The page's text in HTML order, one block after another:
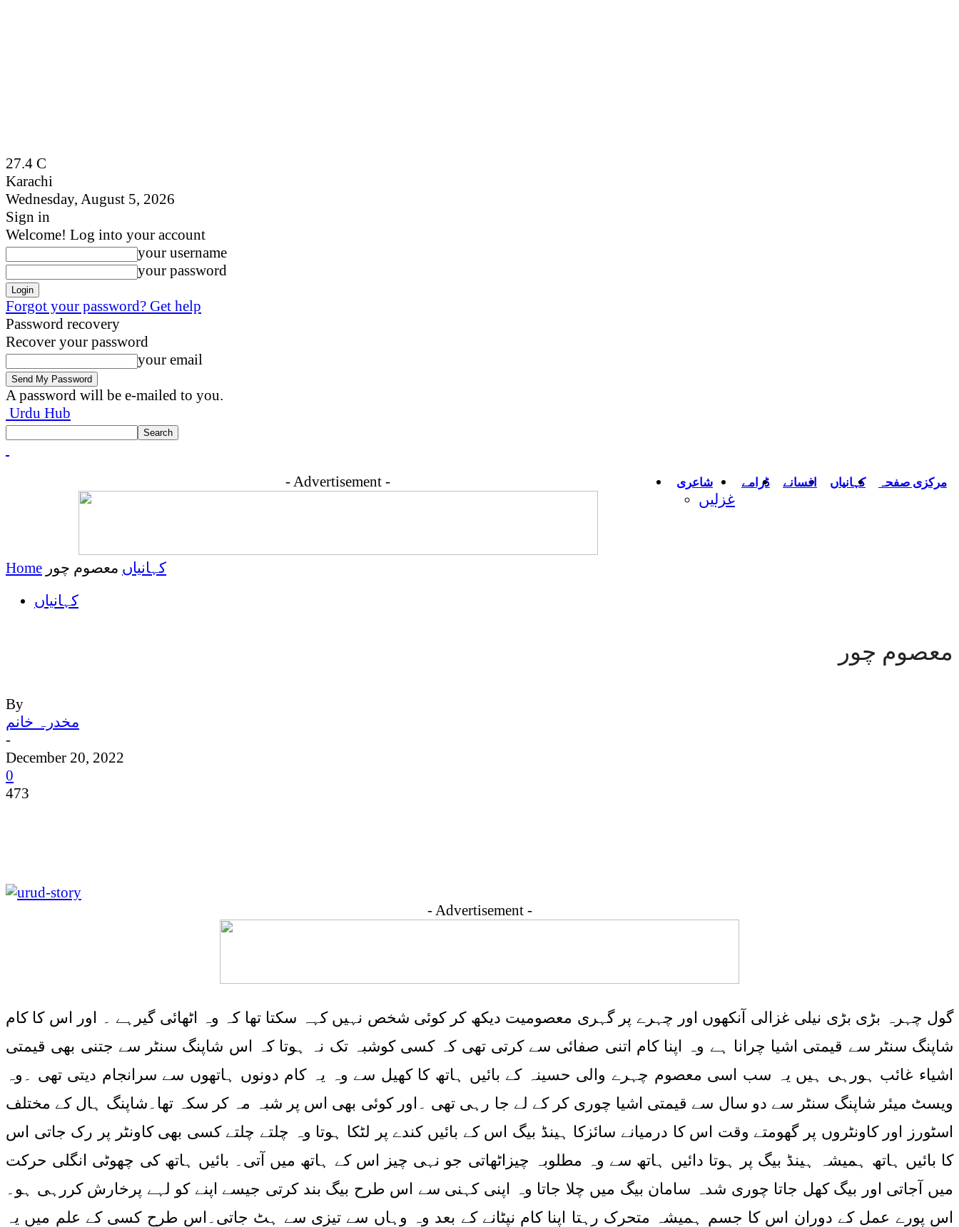
27.4 C
Karachi
Wednesday, August 5, 2026
Sign in
Welcome! Log into your account
your username
your password
Forgot your password? Get help
Password recovery
Recover your password
your email
A password will be e-mailed to you.
Urdu Hub
مرکزی صفحہ کہانیاں افسانے ڈرامے شاعری
غزلیں
- Advertisement -
Home کہانیاں معصوم چور
کہانیاں
معصوم چور
By
مخدرہ خانم
-
December 20, 2022
0
473
- Advertisement -
گول چہرہ بڑی بڑی نیلی غزالی آنکھوں اور چہرے پر گہری معصومیت دیکھ کر کوئی شخص نہیں کہہ سکتا تھا کہ وہ اٹھائی گیرہے ۔ اور اس کا کام
شاپنگ سنٹر سے قیمتی اشیا چرانا ہے وہ اپنا کام اتنی صفائی سے کرتی تھی کہ کسی کوشبہ تک نہ ہوتا کہ اس شاپنگ سنٹر سے جتنی بھی قیمتی
اشیاء غائب ہورہی ہیں یہ سب اسی معصوم چہرے والی حسینہ کے بائیں ہاتھ کا کھیل سے وہ یہ کام دونوں ہاتھوں سے سرانجام دیتی تھی ۔وہ
ویسٹ میئر شاپنگ سنٹر سے دو سال سے قیمتی اشیا چوری کر کے لے جا رہی تھی ۔اور کوئی بھی اس پر شبہ مہ کر سکہ تھا۔شاپنگ ہال کے مختلف
اسٹورز اور کاونٹروں پر گھومتے وقت اس کا درمیانے سائزکا ہینڈ بیگ اس کے بائیں کندے پر لٹکا ہوتا وہ چلتے چلتے کسی بھی کاونٹر پر رک جاتی اس
کا بائیں ہاتھ ہمیشہ ہینڈ بیگ پر ہوتا دائیں ہاتھ سے وہ مطلوبہ چیزاٹھاتی جو نہی چیز اس کے ہاتھ میں آتی۔ بائیں ہاتھ کی چھوٹی انگلی حرکت
میں آجاتی اور بیگ کھل جاتا چوری شدہ سامان بیگ میں چلا جاتا وہ اپنی کہنی سے اس طرح بیگ بند کرتی جیسے اپنے کو لہے پرخارش کررہی ہو۔
اس پورے عمل کے دوران اس کا جسم ہمیشہ متحرک رہتا اپنا کام نپٹانے کے بعد وہ وہاں سے تیزی سے ہٹ جاتی۔اس طرح کسی کے علم میں یہ